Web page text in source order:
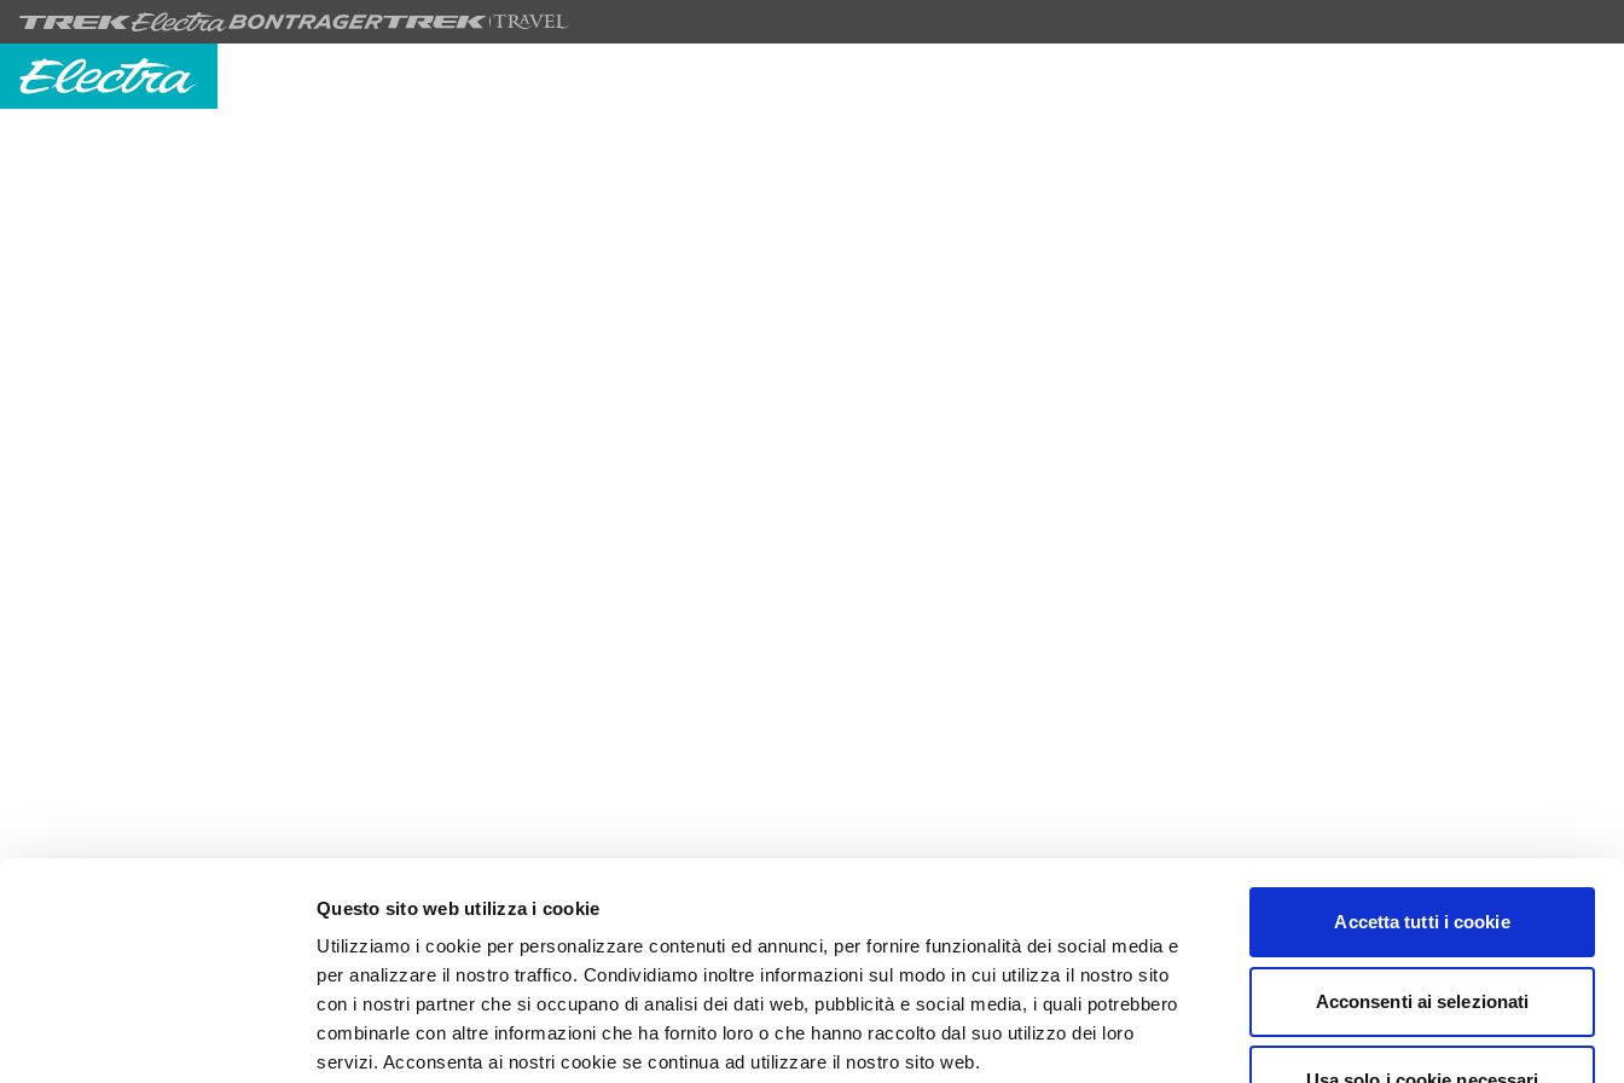
Questo sito web utilizza i cookie
Utilizziamo i cookie per personalizzare contenuti ed annunci, per fornire funzionalità dei social media e
per analizzare il nostro traffico. Condividiamo inoltre informazioni sul modo in cui utilizza il nostro sito
con i nostri partner che si occupano di analisi dei dati web, pubblicità e social media, i quali potrebbero
combinarle con altre informazioni che ha fornito loro o che hanno raccolto dal suo utilizzo dei loro
servizi. Acconsenta ai nostri cookie se continua ad utilizzare il nostro sito web.
Accetta tutti i cookie
Acconsenti ai selezionati